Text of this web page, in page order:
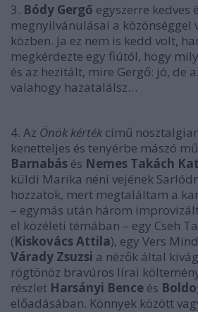
3. Bódy Gergő egyszerre kedves
megnyilvánulásai a közönséggel
közben. Ja ez nem is kedd volt,
megkérdezte egy fiútól, hogy
és az hezitált, mire Gergő: jó, de
valahogy hazatalálsz…
4. Az Önök kérték című
kenetteljes és tenyérbe mászó
Barnabás és Nemes Takách
küldi Marika néni vejének
hozzatok, mert megtaláltam a
– egymás után három
el közéleti témában – egy Cseh
(Kiskovács Attila), egy Vers
Várady Zsuzsi a nézők által
rögtönöz bravúros lírai
részlet Harsányi Bence és
előadásában. Könnyek között